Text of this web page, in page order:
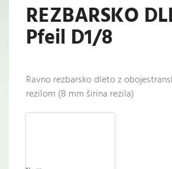
REZBARSKO
Pfeil D1/8
Ravno rezbarsko dleto z
rezilom (8 mm širina rezila)